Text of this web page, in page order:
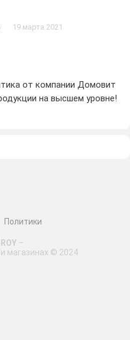
19 марта 2021
от компании Домовит
на высшем уровне!
Политики
–
магазинах © 2024